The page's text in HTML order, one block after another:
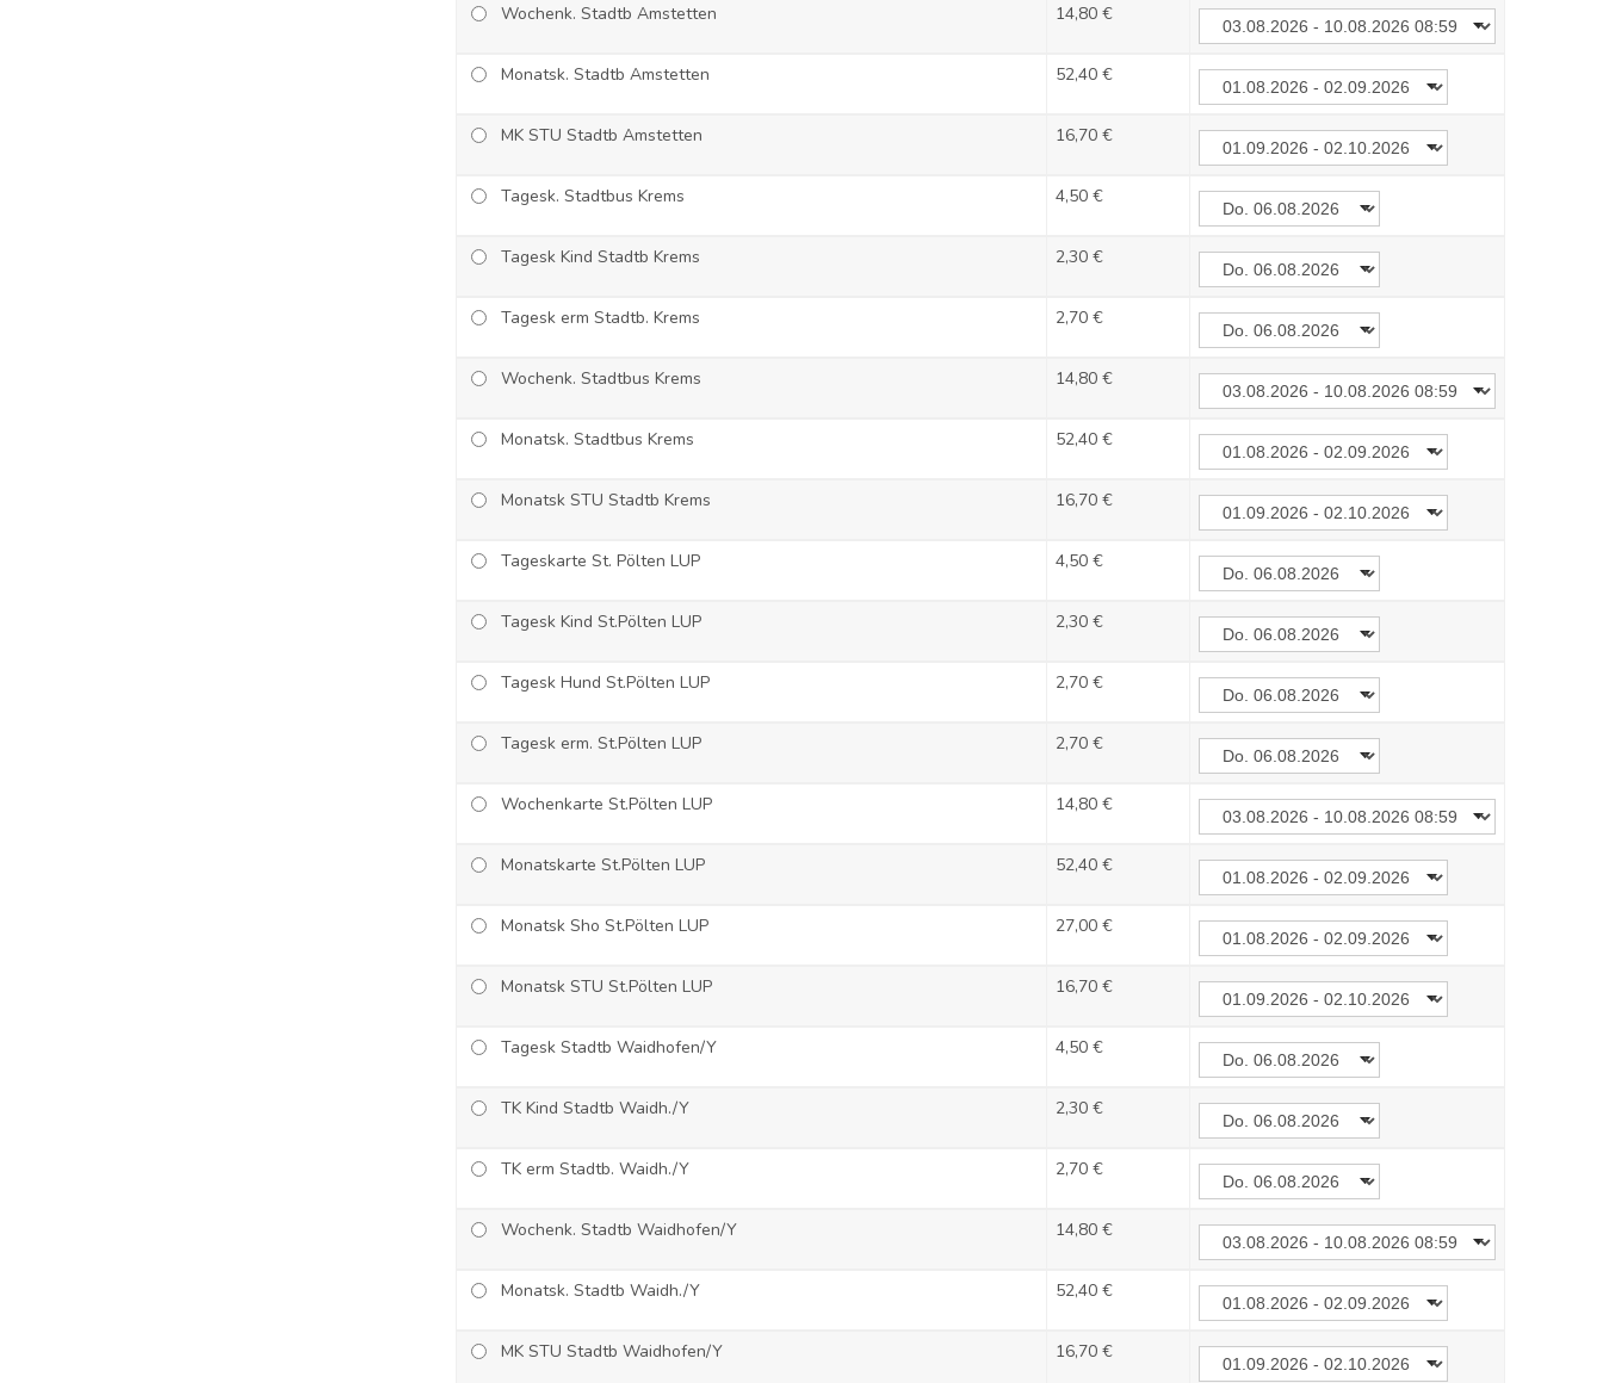
Wochenk. Stadtb Amstetten 14,80 €
Monatsk. Stadtb Amstetten 52,40 €
MK STU Stadtb Amstetten 16,70 €
Tagesk. Stadtbus Krems 4,50 €
Tagesk Kind Stadtb Krems 2,30 €
Tagesk erm Stadtb. Krems 2,70 €
Wochenk. Stadtbus Krems 14,80 €
Monatsk. Stadtbus Krems 52,40 €
Monatsk STU Stadtb Krems 16,70 €
Tageskarte St. Pölten LUP 4,50 €
Tagesk Kind St.Pölten LUP 2,30 €
Tagesk Hund St.Pölten LUP 2,70 €
Tagesk erm. St.Pölten LUP 2,70 €
Wochenkarte St.Pölten LUP 14,80 €
Monatskarte St.Pölten LUP 52,40 €
Monatsk Sho St.Pölten LUP 27,00 €
Monatsk STU St.Pölten LUP 16,70 €
Tagesk Stadtb Waidhofen/Y 4,50 €
TK Kind Stadtb Waidh./Y 2,30 €
TK erm Stadtb. Waidh./Y 2,70 €
Wochenk. Stadtb Waidhofen/Y 14,80 €
Monatsk. Stadtb Waidh./Y 52,40 €
MK STU Stadtb Waidhofen/Y 16,70 €